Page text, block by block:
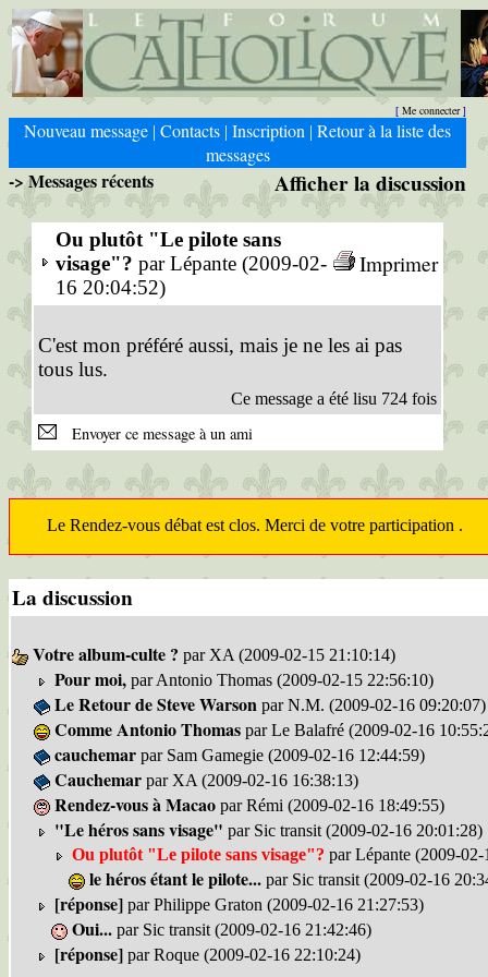
[ Me connecter]
Nouveau message | Contacts | Inscription | Retour à la liste des
messages
-> Messages récents Afficher la discussion
Ou plutôt "Le pilote sans
visage"? par Lépante (2009-02-
16 20:04:52)
Imprimer
C'est mon préféré aussi, mais je ne les ai pas
tous lus.
Ce message a été lisu 724 fois
Envoyer ce message à un ami
Le Rendez-vous débat est clos. Merci de votre participation .
La discussion
Votre album-culte ? par XA (2009-02-15 21:10:14)
Pour moi, par Antonio Thomas (2009-02-15 22:56:10)
Le Retour de Steve Warson par N.M. (2009-02-16 09:20:07)
Comme Antonio Thomas par Le Balafré (2009-02-16
cauchemar par Sam Gamegie (2009-02-16 12:44:59)
Cauchemar par XA (2009-02-16 16:38:13)
Rendez-vous à Macao par Rémi (2009-02-16 18:49:55)
"Le héros sans visage" par Sic transit (2009-02-16 20:01:28)
Ou plutôt "Le pilote sans visage"? par Lépante (2009-
le héros étant le pilote... par Sic transit (2009-02-16
[réponse] par Philippe Graton (2009-02-16 21:27:53)
Oui... par Sic transit (2009-02-16 21:42:46)
[réponse] par Roque (2009-02-16 22:10:24)